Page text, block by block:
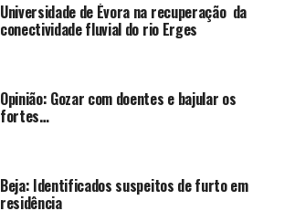
Universidade de Évora na recuperação da
conectividade fluvial do rio Erges
Opinião: Gozar com doentes e bajular os
fortes…
Beja: Identificados suspeitos de furto em
residência